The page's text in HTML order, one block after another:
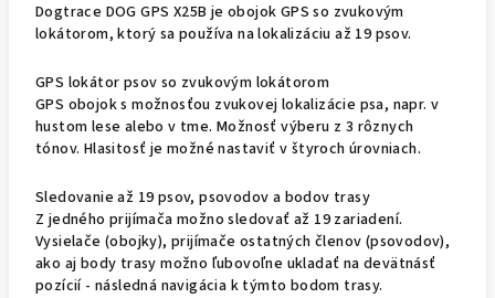
Dogtrace DOG GPS X25B je obojok GPS so zvukovým
lokátorom, ktorý sa používa na lokalizáciu až 19 psov.
GPS lokátor psov so zvukovým lokátorom
GPS obojok s možnosťou zvukovej lokalizácie psa, napr. v
hustom lese alebo v tme. Možnosť výberu z 3 rôznych
tónov. Hlasitosť je možné nastaviť v štyroch úrovniach.
Sledovanie až 19 psov, psovodov a bodov trasy
Z jedného prijímača možno sledovať až 19 zariadení.
Vysielače (obojky), prijímače ostatných členov (psovodov),
ako aj body trasy možno ľubovoľne ukladať na devätnásť
pozícií - následná navigácia k týmto bodom trasy.